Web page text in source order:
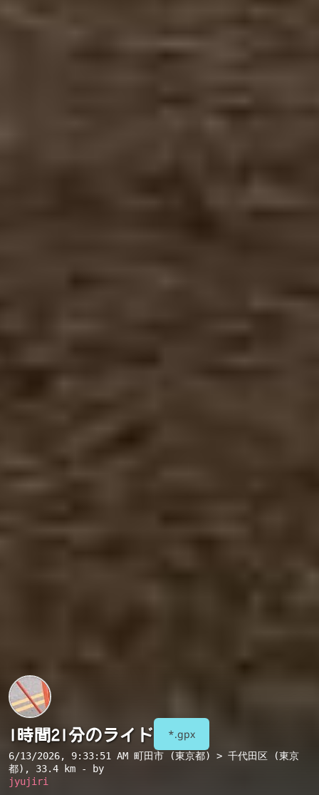
1時間21分のライド *.gpx
6/13/2026, 9:33:51 AM 町田市 (東京都) > 千代田区 (東京
都) , 33.4 km - by
jyujiri